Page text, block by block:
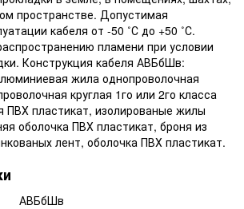
пространстве. Допустимая
кабеля от -50 ˚С до +50 ˚С.
пламени при условии
Конструкция кабеля АВБбШв:
жила однопроволочная
круглая 1го или 2го класса
ПВХ пластикат, изолированые жилы
оболочка ПВХ пластикат, броня из
лент, оболочка ПВХ пластикат.
АВБбШв